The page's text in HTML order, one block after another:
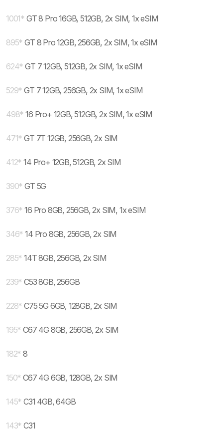
1001* GT 8 Pro 16GB, 512GB, 2x SIM, 1x eSIM
895* GT 8 Pro 12GB, 256GB, 2x SIM, 1x eSIM
624* GT 7 12GB, 512GB, 2x SIM, 1x eSIM
529* GT 7 12GB, 256GB, 2x SIM, 1x eSIM
498* 16 Pro+ 12GB, 512GB, 2x SIM, 1x eSIM
471* GT 7T 12GB, 256GB, 2x SIM
412* 14 Pro+ 12GB, 512GB, 2x SIM
390* GT 5G
376* 16 Pro 8GB, 256GB, 2x SIM, 1x eSIM
346* 14 Pro 8GB, 256GB, 2x SIM
285* 14T 8GB, 256GB, 2x SIM
239* C53 8GB, 256GB
228* C75 5G 6GB, 128GB, 2x SIM
195* C67 4G 8GB, 256GB, 2x SIM
182* 8
150* C67 4G 6GB, 128GB, 2x SIM
145* C31 4GB, 64GB
143* C31